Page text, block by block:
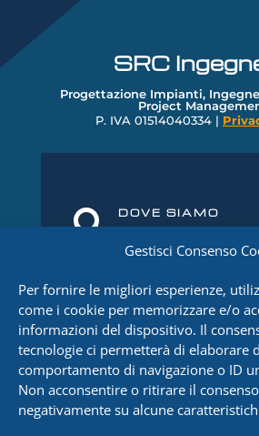
Gestisci Consenso
Per fornire le migliori esperienze,
come i cookie per memorizzare e/o
informazioni del dispositivo. Il
tecnologie ci permetterà di elaborare
comportamento di navigazione o ID
Non acconsentire o ritirare il
negativamente su alcune
SRC
Progettazione Impianti,
Project
P. IVA 01514040334 |
 DOVE SIAMO
Piacenza
 TELEFONO
 FAX
0523 1860416